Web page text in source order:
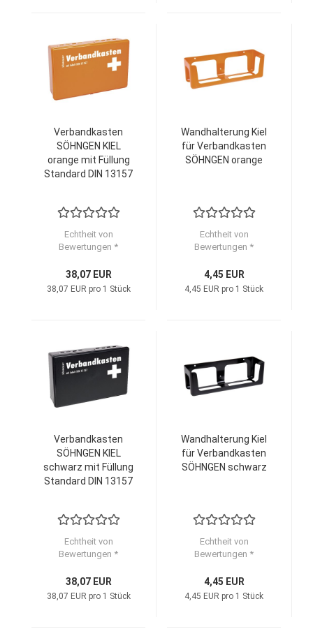
Verbandkasten
SÖHNGEN KIEL
orange mit Füllung
Standard DIN 13157
Echtheit von
Bewertungen *
38,07 EUR
38,07 EUR pro 1 Stück
Wandhalterung Kiel
für Verbandkasten
SÖHNGEN orange
Echtheit von
Bewertungen *
4,45 EUR
4,45 EUR pro 1 Stück
Verbandkasten
SÖHNGEN KIEL
schwarz mit Füllung
Standard DIN 13157
Echtheit von
Bewertungen *
38,07 EUR
38,07 EUR pro 1 Stück
Wandhalterung Kiel
für Verbandkasten
SÖHNGEN schwarz
Echtheit von
Bewertungen *
4,45 EUR
4,45 EUR pro 1 Stück